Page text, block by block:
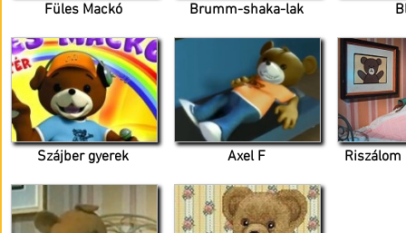
Füles Mackó Brumm-shaka-lak
Szájber gyerek Axel F